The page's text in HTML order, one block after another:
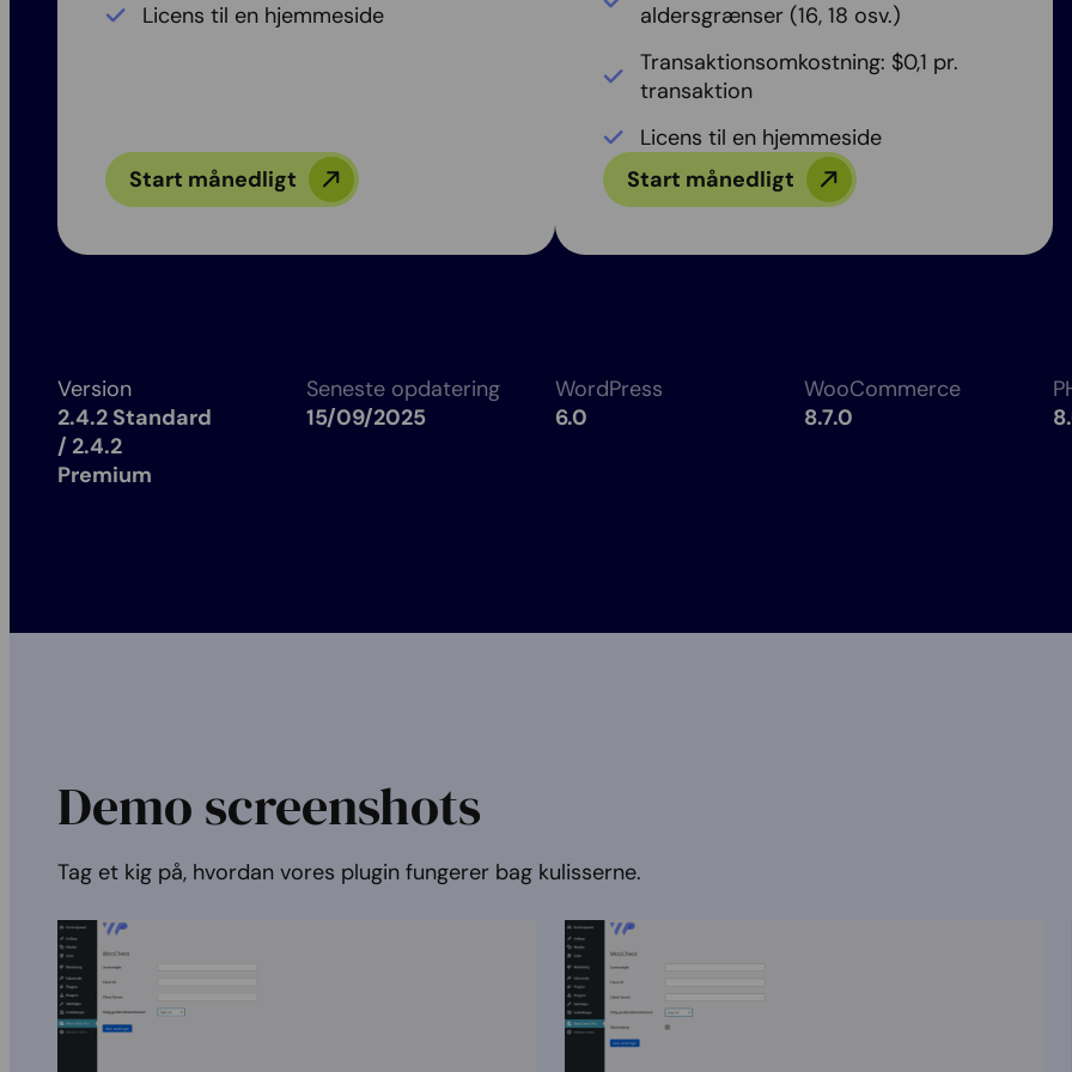
Licens til en hjemmeside
Start månedligt
aldersgrænser (16, 18 osv.)
Transaktionsomkostning: $0,1 pr.
transaktion
Licens til en hjemmeside
Start månedligt
Version
2.4.2 Standard
/ 2.4.2
Premium
Seneste opdatering
15/09/2025
WordPress
6.0
WooCommerce
8.7.0
Demo screenshots
Tag et kig på, hvordan vores plugin fungerer bag kulisserne.